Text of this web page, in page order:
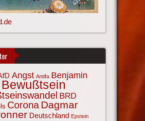
Angst Antifa Benjamin
Bewußtsein
BRD
Corona Dagmar
Deutschland Epstein